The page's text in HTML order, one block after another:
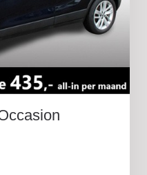
Occasion